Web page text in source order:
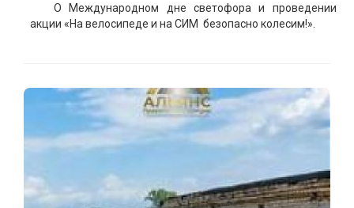
О Международном дне светофора и проведении
акции «На велосипеде и на СИМ безопасно колесим!».